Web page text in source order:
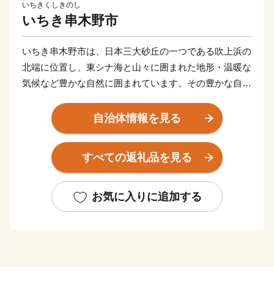
いちきくしきのし
いちき串木野市
いちき串木野市は、日本三大砂丘の一つである吹上浜の
北端に位置し、東シナ海と山々に囲まれた地形・温暖な
気候など豊かな自然に囲まれています。その豊かな自然
てきた「つけあげ」、「ちりめん」、「まぐろ」、「焼
酎」、「ぽんかん」、「サワーポメロ」などの特産品に
恵まれ、「食」の豊かなまちとして発展してきておりま
自治体情報を見る
すべての返礼品を見る
お気に入りに追加する